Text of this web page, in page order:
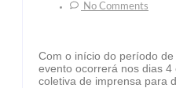
No Comments
Com o início do período
evento ocorrerá nos dias
coletiva de imprensa para